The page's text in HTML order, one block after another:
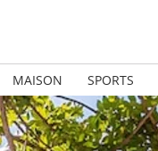
MAISON SPORTS